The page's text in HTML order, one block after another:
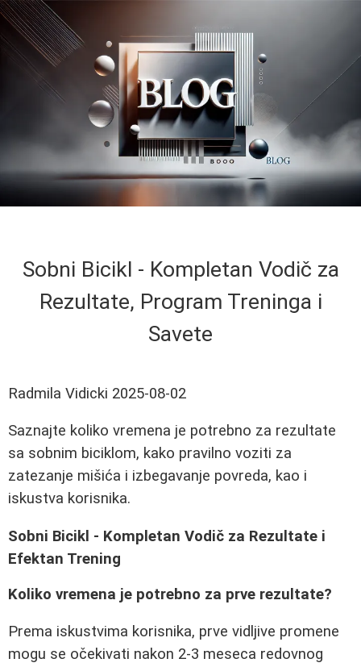
Sobni Bicikl - Kompletan Vodič za
Rezultate, Program Treninga i
Savete
Radmila Vidicki 2025-08-02
Saznajte koliko vremena je potrebno za rezultate
sa sobnim biciklom, kako pravilno voziti za
zatezanje mišića i izbegavanje povreda, kao i
iskustva korisnika.
Sobni Bicikl - Kompletan Vodič za Rezultate i
Efektan Trening
Koliko vremena je potrebno za prve rezultate?
Prema iskustvima korisnika, prve vidljive promene
mogu se očekivati nakon 2-3 meseca redovnog